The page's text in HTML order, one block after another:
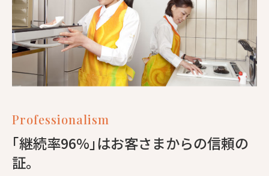
Professionalism
｢継続率96%｣はお客さまからの信頼の
証。